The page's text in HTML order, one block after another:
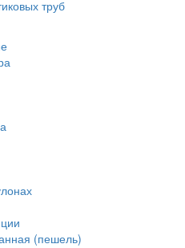
труб
(пешель)